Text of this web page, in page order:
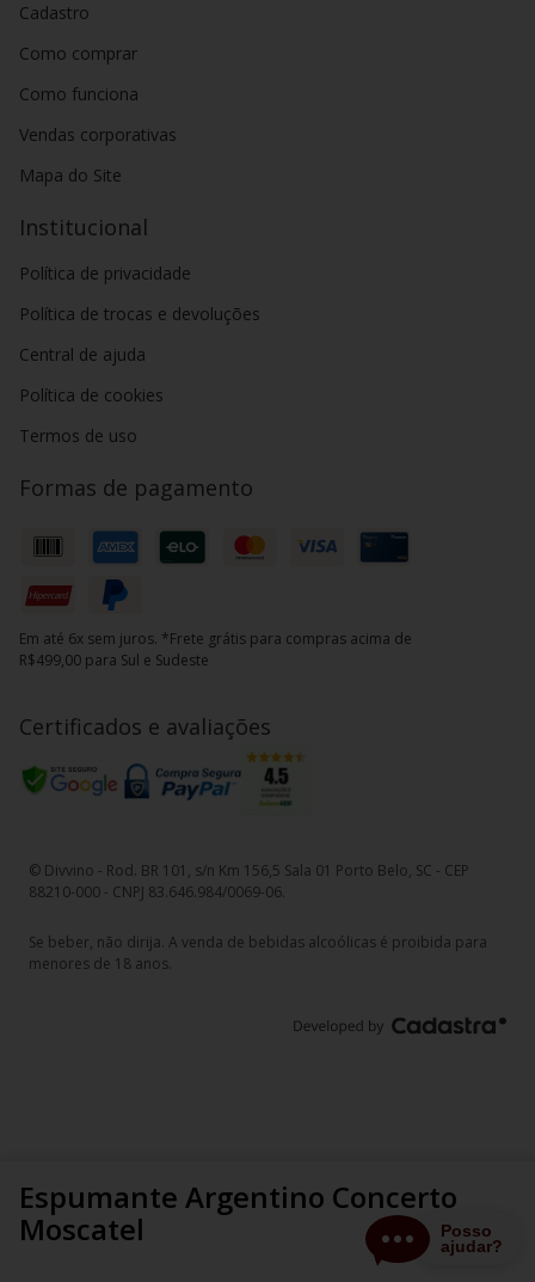
Espumante Argentino Concerto
Moscatel
Cadastro
Como comprar
Como funciona
Vendas corporativas
Mapa do Site
Institucional
Política de privacidade
Política de trocas e devoluções
Central de ajuda
Política de cookies
Termos de uso
Formas de pagamento
Em até 6x sem juros. *Frete grátis para compras acima de
R$499,00 para Sul e Sudeste
Certificados e avaliações
© Divvino - Rod. BR 101, s/n Km 156,5 Sala 01 Porto Belo, SC - CEP
88210-000 - CNPJ 83.646.984/0069-06.
Se beber, não dirija. A venda de bebidas alcoólicas é proibida para
menores de 18 anos.